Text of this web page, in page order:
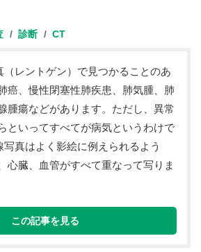
診断 CT
（レントゲン）で見つかることのあ
癌、慢性閉塞性肺疾患、肺気腫、肺
腫瘍などがあります。ただし、異常
といってすべてが病気というわけで
真はよく影絵に例えられるよう
心臓、血管がすべて重なって写りま
この記事を見る